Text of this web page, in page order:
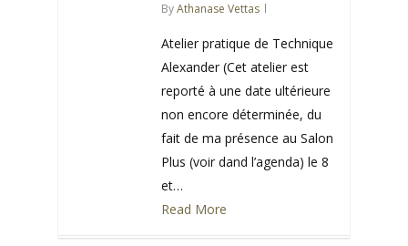
ByAthanase Vettas
Atelier pratique de Technique
Alexander (Cet atelier est
reporté à une date ultérieure
non encore déterminée, du
fait de ma présence au Salon
Plus (voir dand l’agenda) le 8
et…
Read More